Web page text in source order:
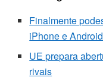
Finalmente
iPhone e Android
UE prepara
rivais